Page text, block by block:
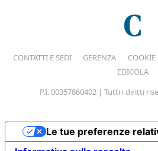
CONTATTI E SEDI GERENZA COOKIE
EDICOLA
P.I. 00357860402 | Tutti i diritti
Le tue preferenze